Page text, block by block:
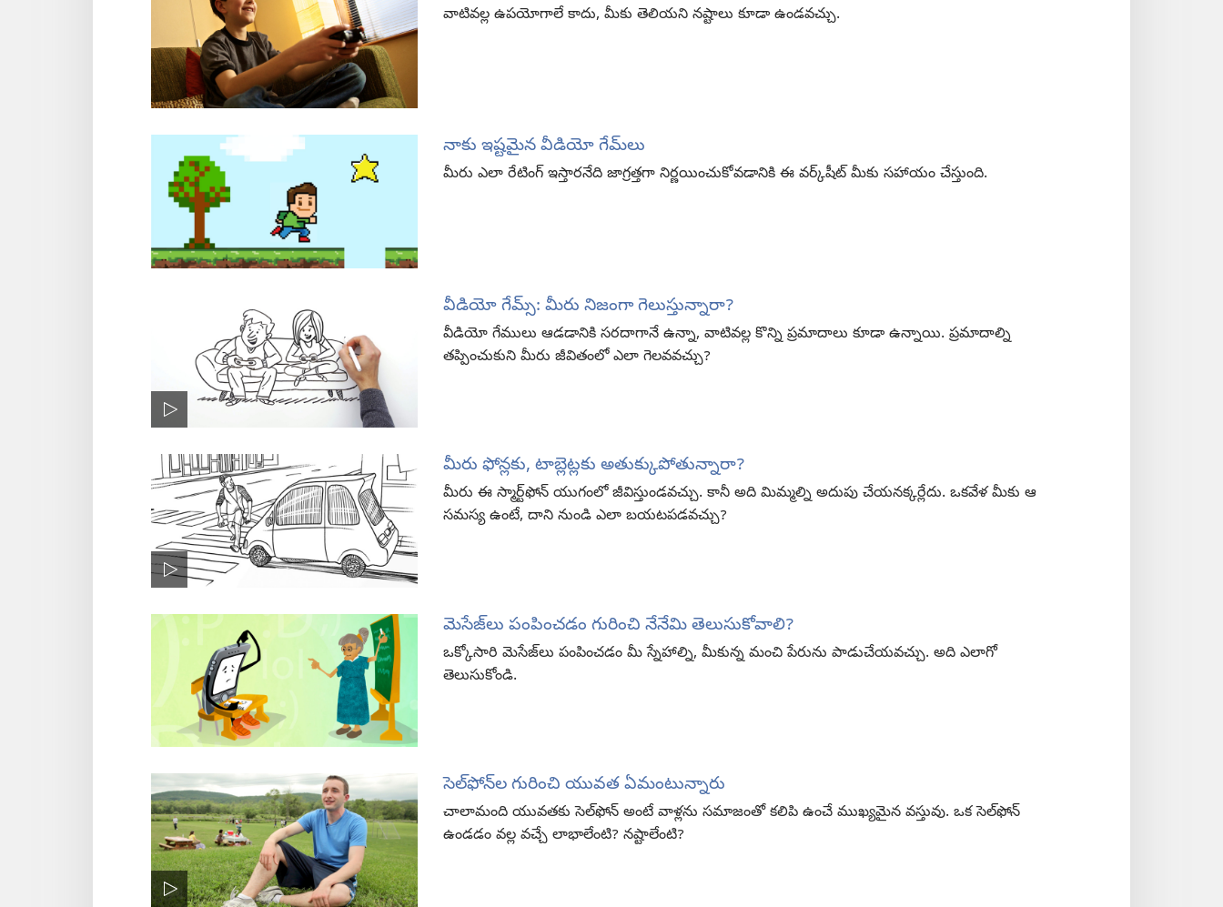
వాటివల్ల ఉపయోగాలే కాదు, మీకు తెలియని నష్టాలు కూడా ఉండవచ్చు.
నాకు ఇష్టమైన వీడియో గేమ్‌లు
మీరు ఎలా రేటింగ్‌ ఇస్తారనేది జాగ్రత్తగా నిర్ణయించుకోవడానికి ఈ వర్క్‌షీట్‌ మీకు సహాయం చేస్తుంది.
వీడియో గేమ్స్‌: మీరు నిజంగా గెలుస్తున్నారా?
వీడియో గేములు ఆడడానికి సరదాగానే ఉన్నా, వాటివల్ల కొన్ని ప్రమాదాలు కూడా ఉన్నాయి. ప్రమాదాల్ని
తప్పించుకుని మీరు జీవితంలో ఎలా గెలవవచ్చు?
మీరు ఫోన్లకు, టాబ్లెట్లకు అతుక్కుపోతున్నారా?
మీరు ఈ స్మార్ట్‌ఫోన్‌ యుగంలో జీవిస్తుండవచ్చు. కానీ అది మిమ్మల్ని అదుపు చేయనక్కర్లేదు. ఒకవేళ మీకు ఆ
సమస్య ఉంటే, దాని నుండి ఎలా బయటపడవచ్చు?
మెసేజ్‌లు పంపించడం గురించి నేనేమి తెలుసుకోవాలి?
ఒక్కోసారి మెసేజ్‌లు పంపించడం మీ స్నేహాల్ని, మీకున్న మంచి పేరును పాడుచేయవచ్చు. అది ఎలాగో
తెలుసుకోండి.
సెల్‌ఫోన్‌ల గురించి యువత ఏమంటున్నారు
చాలామంది యువతకు సెల్‌ఫోన్‌ అంటే వాళ్లను సమాజంతో కలిపి ఉంచే ముఖ్యమైన వస్తువు. ఒక సెల్‌ఫోన్‌
ఉండడం వల్ల వచ్చే లాభాలేంటి? నష్టాలేంటి?